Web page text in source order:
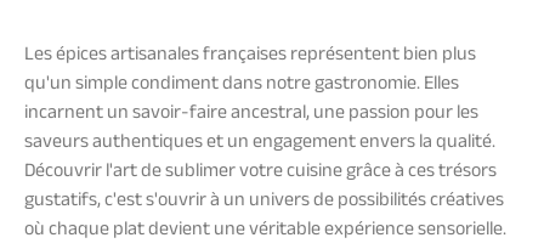
Les épices artisanales françaises représentent bien plus
qu'un simple condiment dans notre gastronomie. Elles
incarnent un savoir-faire ancestral, une passion pour les
saveurs authentiques et un engagement envers la qualité.
Découvrir l'art de sublimer votre cuisine grâce à ces trésors
gustatifs, c'est s'ouvrir à un univers de possibilités créatives
où chaque plat devient une véritable expérience sensorielle.